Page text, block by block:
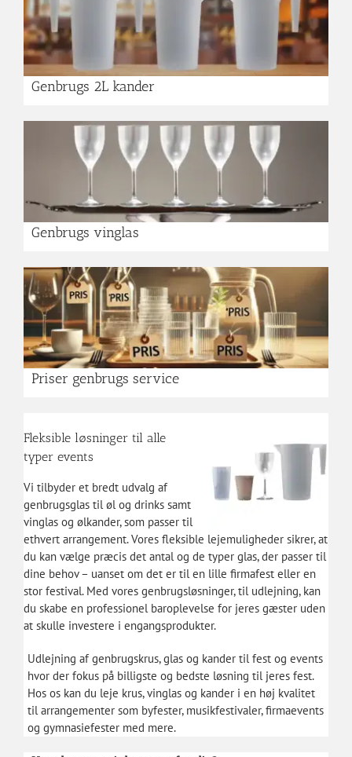
Genbrugs 2L kander
Genbrugs vinglas
Priser genbrugs service
Fleksible løsninger til alle
typer events
Vi tilbyder et bredt udvalg af
genbrugsglas til øl og drinks samt
vinglas og ølkander, som passer til
ethvert arrangement. Vores fleksible lejemuligheder sikrer, at
du kan vælge præcis det antal og de typer glas, der passer til
dine behov – uanset om det er til en lille firmafest eller en
stor festival. Med vores genbrugsløsninger, til udlejning, kan
du skabe en professionel baroplevelse for jeres gæster uden
at skulle investere i engangsprodukter.
Udlejning af genbrugskrus, glas og kander til fest og events
hvor der fokus på billigste og bedste løsning til jeres fest.
Hos os kan du leje krus, vinglas og kander i en høj kvalitet
til arrangementer som byfester, musikfestivaler, firmaevents
og gymnasiefester med mere.